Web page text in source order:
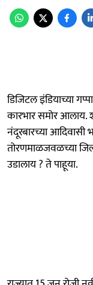
डिजिटल इंडियाच्या
कारभार समोर
नंदूरबारच्या
तोरणमाळजवळच्या
उडालाय ? ते पाहूया.